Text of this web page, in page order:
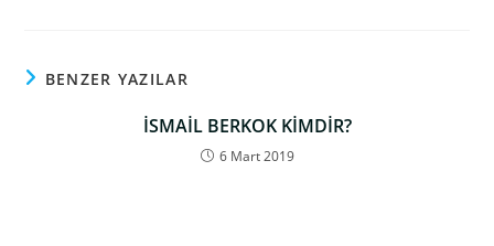
BENZER YAZILAR
İSMAİL BERKOK KİMDİR?
6 Mart 2019